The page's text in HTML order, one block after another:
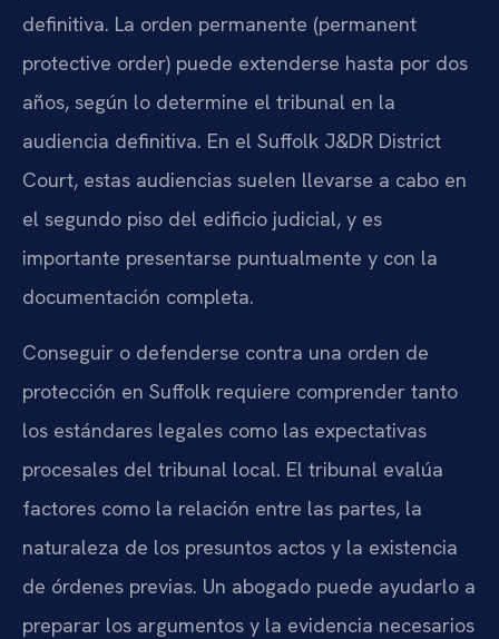
definitiva. La orden permanente (permanent
protective order) puede extenderse hasta por dos
años, según lo determine el tribunal en la
audiencia definitiva. En el Suffolk J&DR District
Court, estas audiencias suelen llevarse a cabo en
el segundo piso del edificio judicial, y es
importante presentarse puntualmente y con la
documentación completa.
Conseguir o defenderse contra una orden de
protección en Suffolk requiere comprender tanto
los estándares legales como las expectativas
procesales del tribunal local. El tribunal evalúa
factores como la relación entre las partes, la
naturaleza de los presuntos actos y la existencia
de órdenes previas. Un abogado puede ayudarlo a
preparar los argumentos y la evidencia necesarios